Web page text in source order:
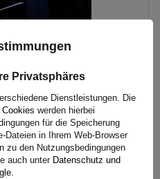
68.003 Aluminium
versenden schon am
Privatsphäres
Dienstleistungen. Die
werden hierbei
für die Speicherung
Dateien in Ihrem Web-Browser
zu den Nutzungsbedingungen
auch unter Datenschutz und
.